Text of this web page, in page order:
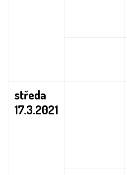
středa
17.3.2021